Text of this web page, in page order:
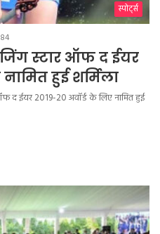
स्पोर्ट्स
स्टार ऑफ द ईयर
हुई शर्मिला
द ईयर 2019-20 अवॉर्ड के लिए नामित हुई